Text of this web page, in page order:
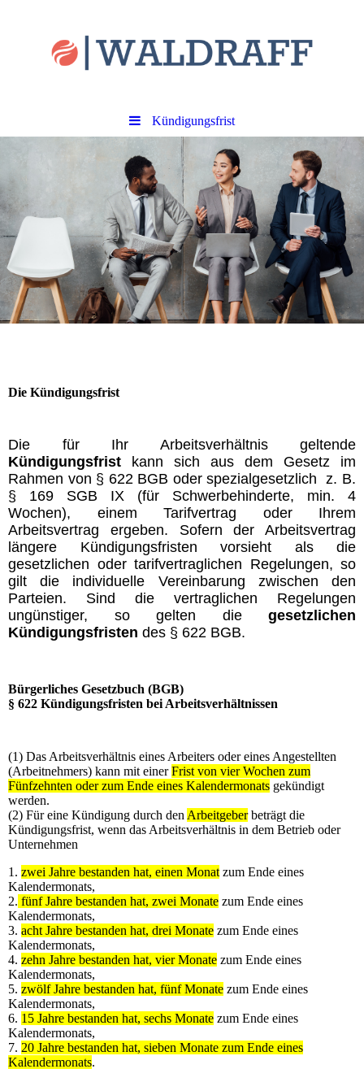
Kündigungsfrist
Die Kündigungsfrist
Die für Ihr Arbeitsverhältnis geltende
Kündigungsfrist kann sich aus dem Gesetz im
Rahmen von § 622 BGB oder spezialgesetzlichz. B.
§ 169 SGB IX (für Schwerbehinderte, min. 4
Wochen), einem Tarifvertrag oder Ihrem
Arbeitsvertrag ergeben. Sofern der Arbeitsvertrag
längere Kündigungsfristen vorsieht als die
gesetzlichen oder tarifvertraglichen Regelungen, so
gilt die individuelle Vereinbarung zwischen den
Parteien. Sind die vertraglichen Regelungen
ungünstiger, so gelten die gesetzlichen
Kündigungsfristen des § 622 BGB.
Bürgerliches Gesetzbuch (BGB)
§ 622 Kündigungsfristen bei Arbeitsverhältnissen
(1) Das Arbeitsverhältnis eines Arbeiters oder eines Angestellten
(Arbeitnehmers) kann mit einerFrist von vier Wochen zum
Fünfzehnten oder zum Ende eines Kalendermonats gekündigt
werden.
(2) Für eine Kündigung durch den Arbeitgeberbeträgt die
Kündigungsfrist, wenn das Arbeitsverhältnis in dem Betrieb oder
Unternehmen
1. zwei Jahre bestanden hat, einen Monat zum Ende eines
Kalendermonats,
2. fünf Jahre bestanden hat, zwei Monate zum Ende eines
Kalendermonats,
3. acht Jahre bestanden hat, drei Monate zum Ende eines
Kalendermonats,
4. zehn Jahre bestanden hat, vier Monate zum Ende eines
Kalendermonats,
5. zwölf Jahre bestanden hat, fünf Monate zum Ende eines
Kalendermonats,
6. 15 Jahre bestanden hat, sechs Monate zum Ende eines
Kalendermonats,
7. 20 Jahre bestanden hat, sieben Monate zum Ende eines
Kalendermonats.